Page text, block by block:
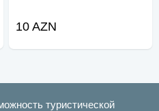
10 AZN
туристической